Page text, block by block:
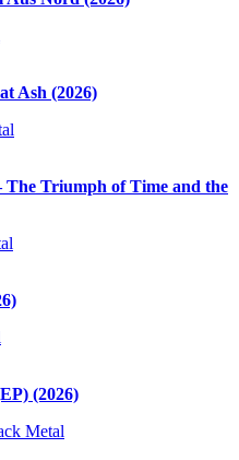
Ash (2026)
Triumph of Time and the
(2026)
Metal